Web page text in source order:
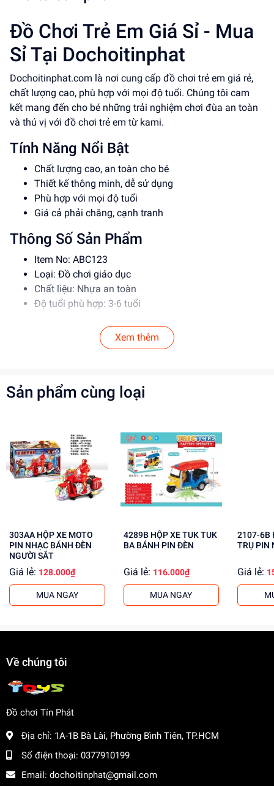
Đồ Chơi Trẻ Em Giá Sỉ - Mua
Sỉ Tại Dochoitinphat
Dochoitinphat.com là nơi cung cấp đồ chơi trẻ em giá rẻ,
chất lượng cao, phù hợp với mọi độ tuổi. Chúng tôi cam
kết mang đến cho bé những trải nghiệm chơi đùa an toàn
và thú vị với đồ chơi trẻ em từ kami.
Tính Năng Nổi Bật
Chất lượng cao, an toàn cho bé
Thiết kế thông minh, dễ sử dụng
Phù hợp với mọi độ tuổi
Giá cả phải chăng, cạnh tranh
Thông Số Sản Phẩm
Item No: ABC123
Loại: Đồ chơi giáo dục
Chất liệu: Nhựa an toàn
Độ tuổi phù hợp: 3-6 tuổi
Hướng Dẫn Sử Dụng
Đọc kỹ hướng dẫn trước khi sử dụng
Lợi Ích Phát Triển
Rèn luyện kỹ năng giải quyết vấn đề
Tăng cường khả năng sáng tạo
Mua ngay tạidochoitinphat.com, chúng tôi cung cấp giá sỉ
cho khách buôn. Liên hệ ngay để biết thêm thông tin!
Xem thêm
Sản phẩm cùng loại
303AA HỘP XE MOTO
PIN NHẠC BÁNH ĐÈN
NGƯỜI SẮT
Giá lẻ: 128.000₫
MUA NGAY
4289B HỘP XE TUK TUK
BA BÁNH PIN ĐÈN
Giá lẻ: 116.000₫
MUA NGAY
2107-6B HỘP TÀU VŨ
TRỤ PIN
Giá lẻ:
Về chúng tôi
Đồ chơi Tín Phát
Địa chỉ: 1A-1B Bà Lài, Phường Bình Tiên, TP.HCM
Số điện thoại: 0377910199
Email: dochoitinphat@gmail.com